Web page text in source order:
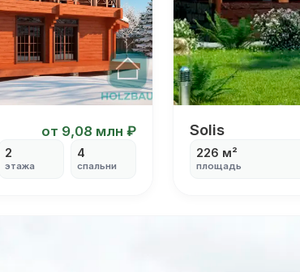
Я согласен наобработку персональных данных
Solis
Solis
226 м²
площадь
от 9,08 млн ₽
2
этажа
4
спальни